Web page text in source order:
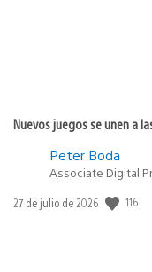
Nuevos juegos se unen a
Peter Boda
Associate Digital
Fecha
27 de julio de 2026 116